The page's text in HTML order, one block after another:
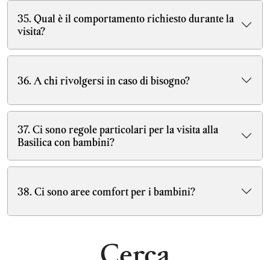
35. Qual è il comportamento richiesto durante la
visita?
36. A chi rivolgersi in caso di bisogno?
37. Ci sono regole particolari per la visita alla
Basilica con bambini?
38. Ci sono aree comfort per i bambini?